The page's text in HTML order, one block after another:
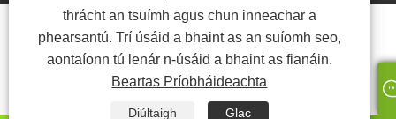
thrácht an tsuímh agus chun inneachar a
phearsantú. Trí úsáid a bhaint as an suíomh seo,
aontaíonn tú lenár n-úsáid a bhaint as fianáin.
Beartas Príobháideachta
Diúltaigh Glac